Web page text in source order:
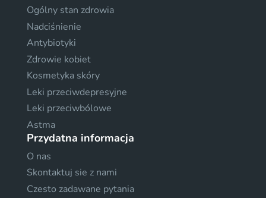
Ogólny stan zdrowia
Nadciśnienie
Antybiotyki
Zdrowie kobiet
Kosmetyka skóry
Leki przeciwdepresyjne
Leki przeciwbólowe
Astma
Przydatna informacja
O nas
Skontaktuj sie z nami
Czesto zadawane pytania